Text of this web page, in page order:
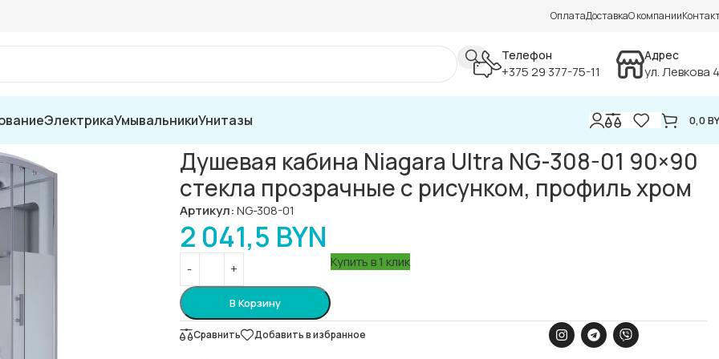
ОплатаДоставкаО компании
Телефон
+375 29 377-75-11
Адрес
ул. Левкова
ЭлектрикаУмывальникиУнитазы 0,0
Душевая кабина Niagara Ultra NG-308-01 90×90
стекла прозрачные с рисунком, профиль хром
Артикул:NG-308-01
2 041,5 BYN
В Корзину
Купить в 1 клик
Сравнить Добавить в избранное